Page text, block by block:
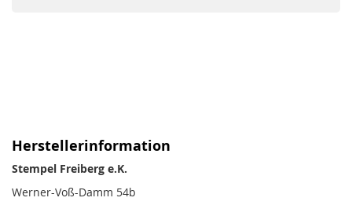
Herstellerinformation
Stempel Freiberg e.K.
Werner-Voß-Damm 54b